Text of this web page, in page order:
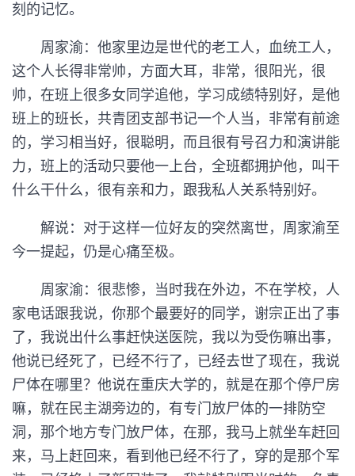
刻的记忆。
周家渝：他家里边是世代的老工人，血统工人，
这个人长得非常帅，方面大耳，非常，很阳光，很
帅，在班上很多女同学追他，学习成绩特别好，是他
班上的班长，共青团支部书记一个人当，非常有前途
的，学习相当好，很聪明，而且很有号召力和演讲能
力，班上的活动只要他一上台，全班都拥护他，叫干
什么干什么，很有亲和力，跟我私人关系特别好。
解说：对于这样一位好友的突然离世，周家渝至
今一提起，仍是心痛至极。
周家渝：很悲惨，当时我在外边，不在学校，人
家电话跟我说，你那个最要好的同学，谢宗正出了事
了，我说出什么事赶快送医院，我以为受伤嘛出事，
他说已经死了，已经不行了，已经去世了现在，我说
尸体在哪里？他说在重庆大学的，就是在那个停尸房
嘛，就在民主湖旁边的，有专门放尸体的一排防空
洞，那个地方专门放尸体，在那，我马上就坐车赶回
来，马上赶回来，看到他已经不行了，穿的是那个军